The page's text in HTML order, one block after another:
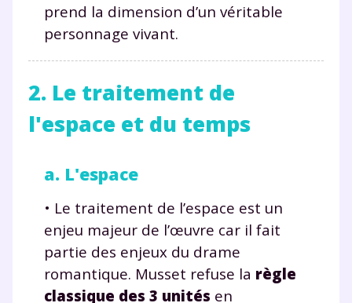
prend la dimension d’un véritable
personnage vivant.
2. Le traitement de
l'espace et du temps
a. L'espace
• Le traitement de l’espace est un
enjeu majeur de l’œuvre car il fait
partie des enjeux du drame
romantique. Musset refuse la règle
classique des 3 unités en